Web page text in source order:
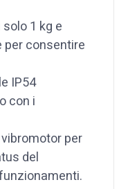
1 kg e
per consentire
IP54
con i
per
del